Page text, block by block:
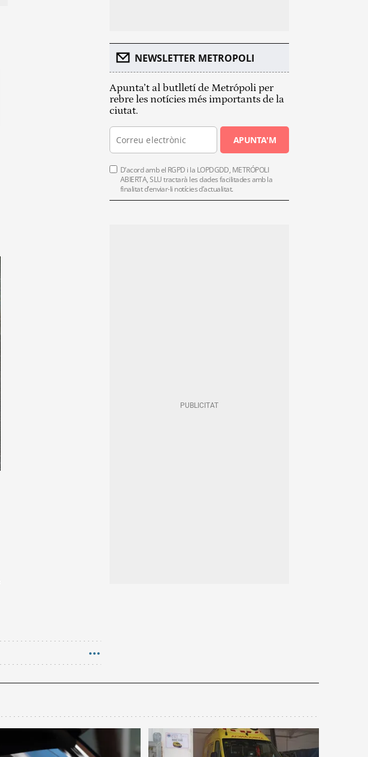
NEWSLETTER METROPOLI
Apunta’t al butlletí de Metrópoli per
rebre les notícies més importants de la
ciutat.
APUNTA'M
D’acord amb el RGPD i la LOPDGDD, METRÓPOLI
ABIERTA, SLU tractarà les dades facilitades amb la
finalitat d’enviar-li notícies d’actualitat.